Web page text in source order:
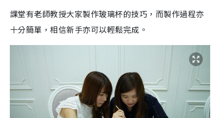
課堂有老師教授大家製作玻璃杯的技巧，而製作過程亦
十分簡單，相信新手亦可以輕鬆完成。